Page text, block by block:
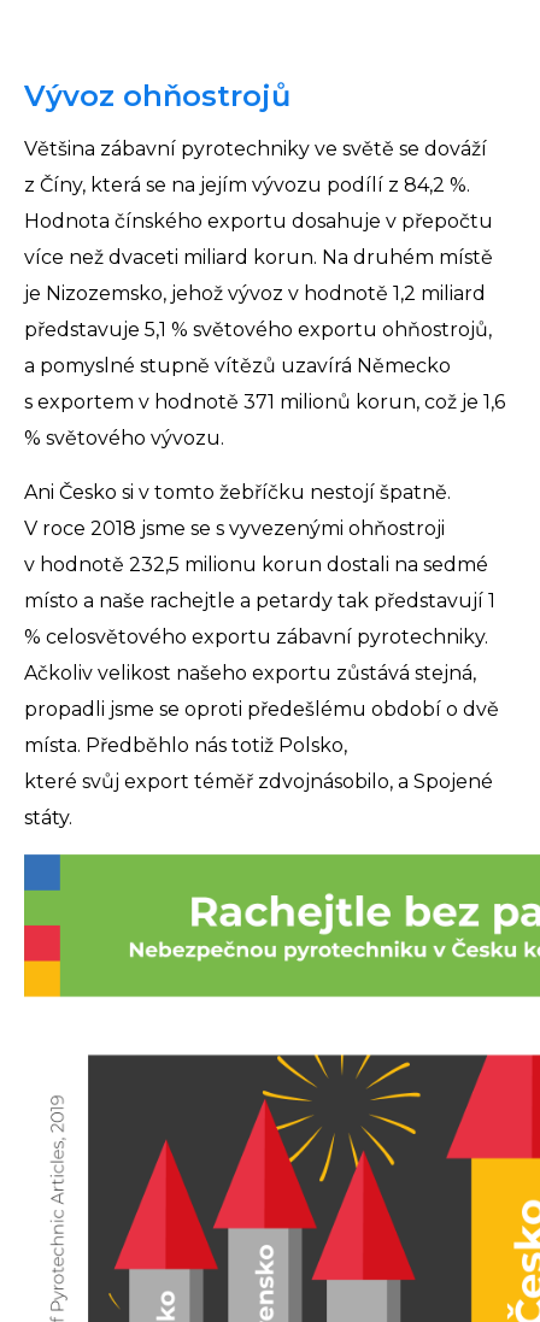
Vývoz ohňostrojů
Většina zábavní pyrotechniky ve světě se dováží
z Číny, která se na jejím vývozu podílí z 84,2 %.
Hodnota čínského exportu dosahuje v přepočtu
více než dvaceti miliard korun. Na druhém místě
je Nizozemsko, jehož vývoz v hodnotě 1,2 miliard
představuje 5,1 % světového exportu ohňostrojů,
a pomyslné stupně vítězů uzavírá Německo
s exportem v hodnotě 371 milionů korun, což je 1,6
% světového vývozu.
Ani Česko si v tomto žebříčku nestojí špatně.
V roce 2018 jsme se s vyvezenými ohňostroji
v hodnotě 232,5 milionu korun dostali na sedmé
místo a naše rachejtle a petardy tak představují 1
% celosvětového exportu zábavní pyrotechniky.
Ačkoliv velikost našeho exportu zůstává stejná,
propadli jsme se oproti předešlému období o dvě
místa. Předběhlo nás totiž Polsko,
které svůj export téměř zdvojnásobilo, a Spojené
státy.